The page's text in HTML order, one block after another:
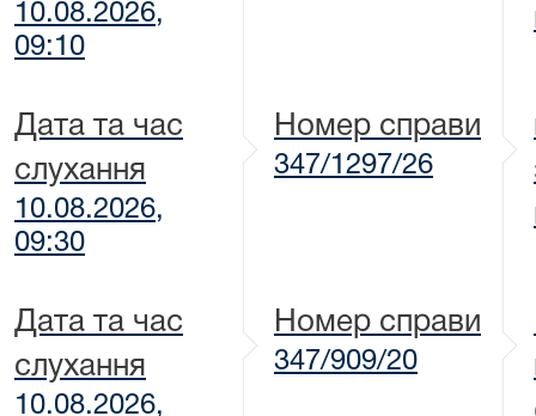
10.08.2026,
09:10
Дата та час
слухання
10.08.2026,
09:30
Номер справи
347/1297/26
Дата та час
слухання
10.08.2026,
Номер справи
347/909/20